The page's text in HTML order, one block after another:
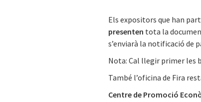
Els expositors que han
presenten tota la
s’enviarà la notificació de
Nota: Cal llegir primer les
També l’oficina de Fira
Centre de Promoció